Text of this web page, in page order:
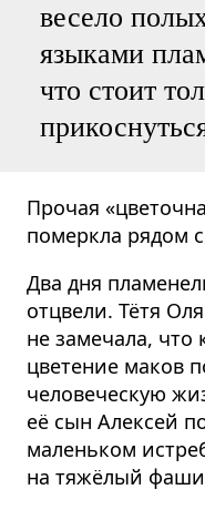
весело
языками
что стоит
Прочая
померкла рядом
Два дня
отцвели. Тётя
не замечала, что
цветение маков
человеческую
её сын Алексей
маленьком
на тяжёлый